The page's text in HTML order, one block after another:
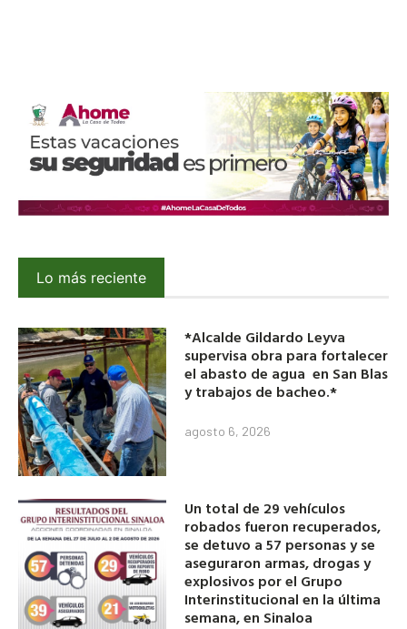
Lo más reciente
*Alcalde Gildardo Leyva
supervisa obra para fortalecer
el abasto de agua en San Blas
y trabajos de bacheo.*
agosto 6, 2026
Un total de 29 vehículos
robados fueron recuperados,
se detuvo a 57 personas y se
aseguraron armas, drogas y
explosivos por el Grupo
Interinstitucional en la última
semana, en Sinaloa